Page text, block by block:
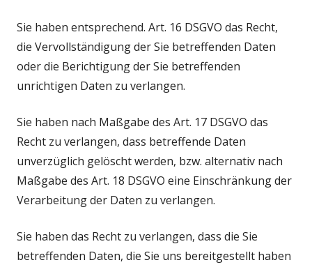
Sie haben entsprechend. Art. 16 DSGVO das Recht,
die Vervollständigung der Sie betreffenden Daten
oder die Berichtigung der Sie betreffenden
unrichtigen Daten zu verlangen.
Sie haben nach Maßgabe des Art. 17 DSGVO das
Recht zu verlangen, dass betreffende Daten
unverzüglich gelöscht werden, bzw. alternativ nach
Maßgabe des Art. 18 DSGVO eine Einschränkung der
Verarbeitung der Daten zu verlangen.
Sie haben das Recht zu verlangen, dass die Sie
betreffenden Daten, die Sie uns bereitgestellt haben